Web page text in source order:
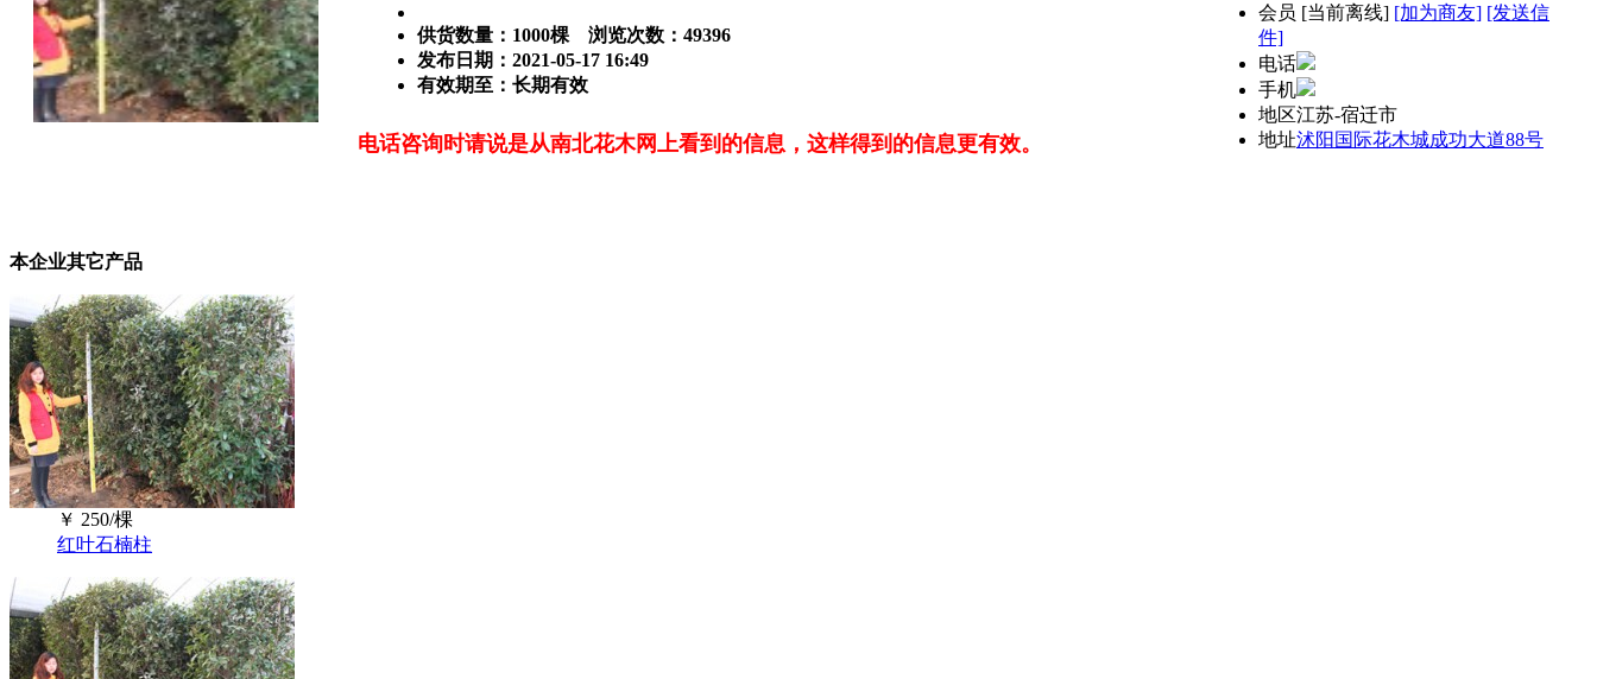
供货数量：1000棵 浏览次数： 49396
发布日期：2021-05-17 16:49
有效期至：长期有效
电话咨询时请说是从南北花木网上看到的信息，这样得到的信息更有效。
会员 [当前离线] [加为商友] [发送信
件]
电话
手机
地区江苏-宿迁市
地址沭阳国际花木城成功大道88号
本企业其它产品
￥ 250/棵
红叶石楠柱